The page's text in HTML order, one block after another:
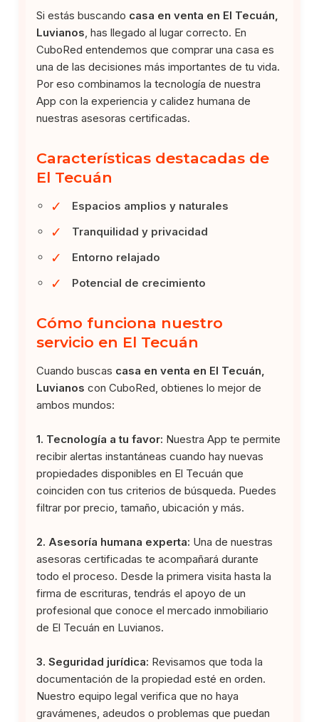
Si estás buscando casa en venta en El Tecuán,
Luvianos , has llegado al lugar correcto. En
CuboRed entendemos que comprar una casa es
una de las decisiones más importantes de tu vida.
Por eso combinamos la tecnología de nuestra
App con la experiencia y calidez humana de
nuestras asesoras certificadas.
Características destacadas de
El Tecuán
✓ Espacios amplios y naturales
✓ Tranquilidad y privacidad
✓ Entorno relajado
✓ Potencial de crecimiento
Cómo funciona nuestro
servicio en El Tecuán
Cuando buscas casa en venta en El Tecuán,
Luvianos con CuboRed, obtienes lo mejor de
ambos mundos:
1. Tecnología a tu favor: Nuestra App te permite
recibir alertas instantáneas cuando hay nuevas
propiedades disponibles en El Tecuán que
coinciden con tus criterios de búsqueda. Puedes
filtrar por precio, tamaño, ubicación y más.
2. Asesoría humana experta: Una de nuestras
asesoras certificadas te acompañará durante
todo el proceso. Desde la primera visita hasta la
firma de escrituras, tendrás el apoyo de un
profesional que conoce el mercado inmobiliario
de El Tecuán en Luvianos.
3. Seguridad jurídica: Revisamos que toda la
documentación de la propiedad esté en orden.
Nuestro equipo legal verifica que no haya
gravámenes, adeudos o problemas que puedan